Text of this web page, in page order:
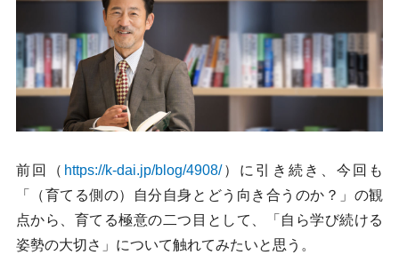
前回（ https://k-dai.jp/blog/4908/）に引き続き、今回も
「（育てる側の）自分自身とどう向き合うのか？」の観
点から、育てる極意の二つ目として、「自ら学び続ける
姿勢の大切さ」について触れてみたいと思う。